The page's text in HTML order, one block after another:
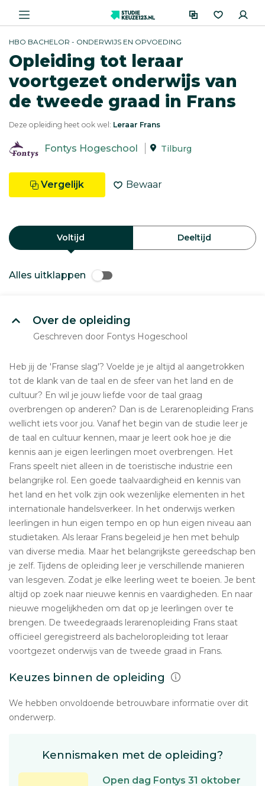
HBO BACHELOR - ONDERWIJS EN OPVOEDING
Opleiding tot leraar
voortgezet onderwijs van
de tweede graad in Frans
Deze opleiding heet ook wel: Leraar Frans
Fontys Hogeschool Tilburg
Vergelijk Bewaar
Voltijd Deeltijd
Alles uitklappen
Over de opleiding
Geschreven door Fontys Hogeschool
Heb jij de 'Franse slag'? Voelde je je altijd al aangetrokken
tot de klank van de taal en de sfeer van het land en de
cultuur? En wil je jouw liefde voor de taal graag
overbrengen op anderen? Dan is de Lerarenopleiding Frans
wellicht iets voor jou. Vanaf het begin van de studie leer je
de taal en cultuur kennen, maar je leert ook hoe je die
kennis aan je eigen leerlingen moet overbrengen. Het
Frans speelt niet alleen in de toeristische industrie een
belangrijke rol. Een goede taalvaardigheid en kennis van
het land en het volk zijn ook wezenlijke elementen in het
internationale handelsverkeer. In het onderwijs werken
leerlingen in hun eigen tempo en op hun eigen niveau aan
studietaken. Als leraar Frans begeleid je hen met behulp
van diverse media. Maar het belangrijkste gereedschap ben
je zelf. Tijdens de opleiding leer je verschillende manieren
van lesgeven. Zodat je elke leerling weet te boeien. Je bent
altijd op zoek naar nieuwe kennis en vaardigheden. En naar
nieuwe mogelijkheden om dat op je leerlingen over te
brengen. De tweedegraads lerarenopleiding Frans staat
officieel geregistreerd als bacheloropleiding tot leraar
voortgezet onderwijs van de tweede graad in Frans.
Keuzes binnen de opleiding
We hebben onvoldoende betrouwbare informatie over dit
onderwerp.
Kennismaken met de opleiding?
Open dag Fontys 31 oktober